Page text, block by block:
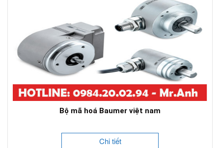
Bộ mã hoá Baumer việt nam
Chi tiết